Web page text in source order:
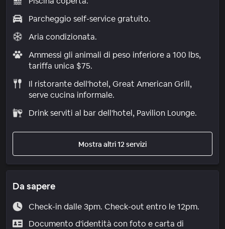
Parcheggio self-service gratuito.
Aria condizionata.
Ammessi gli animali di peso inferiore a 100 lbs,
tariffa unica $75.
Il ristorante dell'hotel, Great American Grill,
serve cucina informale.
Drink serviti al bar dell'hotel, Pavilion Lounge.
Mostra altri 12 servizi
Da sapere
Check-in dalle 3pm. Check-out entro le 12pm.
Documento d'identità con foto e carta di